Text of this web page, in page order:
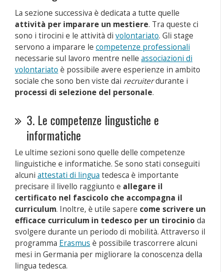
La sezione successiva è dedicata a tutte quelle
attività per imparare un mestiere. Tra queste ci
sono i tirocini e le attività di volontariato. Gli stage
servono a imparare le competenze professionali
necessarie sul lavoro mentre nelle associazioni di
volontariato è possibile avere esperienze in ambito
sociale che sono ben viste dai recruiterdurante i
processi di selezione del personale.
3. Le competenze lingustiche e
informatiche
Le ultime sezioni sono quelle delle competenze
linguistiche e informatiche. Se sono stati conseguiti
alcuni attestati di lingua tedesca è importante
precisare il livello raggiunto e allegare il
certificato nel fascicolo che accompagna il
curriculum. Inoltre, è utile sapere come scrivere un
efficace curriculum in tedesco per un tirocinio da
svolgere durante un periodo di mobilità. Attraverso il
programma Erasmus è possibile trascorrere alcuni
mesi in Germania per migliorare la conoscenza della
lingua tedesca.